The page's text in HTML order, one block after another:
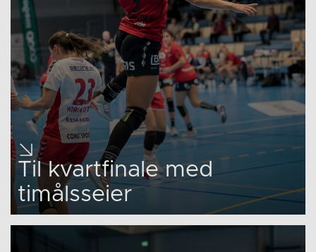
Til kvartfinale med
timålsseier